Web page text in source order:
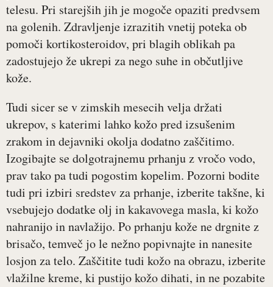
telesu. Pri starejših jih je mogoče opaziti predvsem
na golenih. Zdravljenje izrazitih vnetij poteka ob
pomoči kortikosteroidov, pri blagih oblikah pa
zadostujejo že ukrepi za nego suhe in občutljive
kože.
Tudi sicer se v zimskih mesecih velja držati
ukrepov, s katerimi lahko kožo pred izsušenim
zrakom in dejavniki okolja dodatno zaščitimo.
Izogibajte se dolgotrajnemu prhanju z vročo vodo,
prav tako pa tudi pogostim kopelim. Pozorni bodite
tudi pri izbiri sredstev za prhanje, izberite takšne, ki
vsebujejo dodatke olj in kakavovega masla, ki kožo
nahranijo in navlažijo. Po prhanju kože ne drgnite z
brisačo, temveč jo le nežno popivnajte in nanesite
losjon za telo. Zaščitite tudi kožo na obrazu, izberite
vlažilne kreme, ki pustijo kožo dihati, in ne pozabite